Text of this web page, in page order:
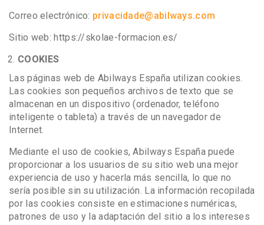
Correo electrónico: privacidade@abilways.com
Sitio web: https://skolae-formacion.es/
COOKIES
Las páginas web de Abilways España utilizan cookies.
Las cookies son pequeños archivos de texto que se
almacenan en un dispositivo (ordenador, teléfono
inteligente o tableta) a través de un navegador de
Internet.
Mediante el uso de cookies, Abilways España puede
proporcionar a los usuarios de su sitio web una mejor
experiencia de uso y hacerla más sencilla, lo que no
sería posible sin su utilización. La información recopilada
por las cookies consiste en estimaciones numéricas,
patrones de uso y la adaptación del sitio a los intereses